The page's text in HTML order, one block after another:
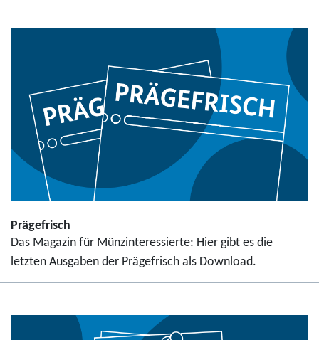
Prägefrisch
Das Magazin für Münzinteressierte: Hier gibt es die
letzten Ausgaben der Prägefrisch als Download.